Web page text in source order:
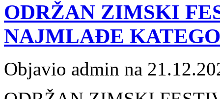
ODRŽAN ZIMSKI
NAJMLAĐE
Objavio admin na